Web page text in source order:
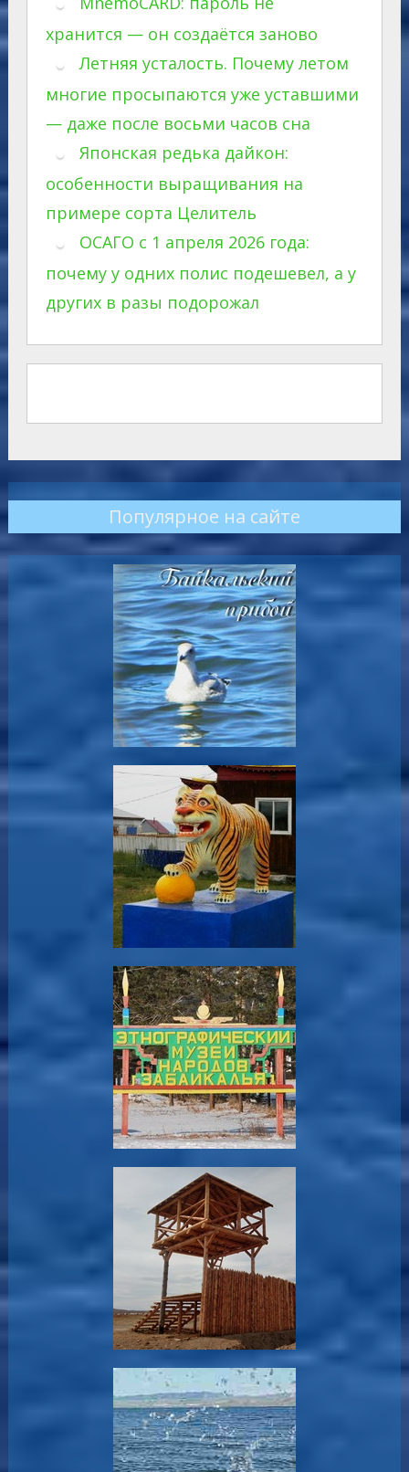
хранится — он создаётся заново
Летняя усталость. Почему летом
многие просыпаются уже уставшими
— даже после восьми часов сна
Японская редька дайкон:
особенности выращивания на
примере сорта Целитель
ОСАГО с 1 апреля 2026 года:
почему у одних полис подешевел, а у
других в разы подорожал
Популярное на сайте